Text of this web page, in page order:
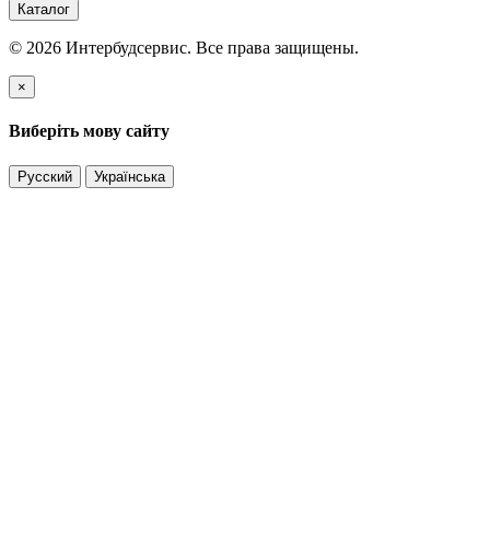
Каталог
© 2026 Интербудсервис. Все права защищены.
×
Виберіть мову сайту
Русский Українська